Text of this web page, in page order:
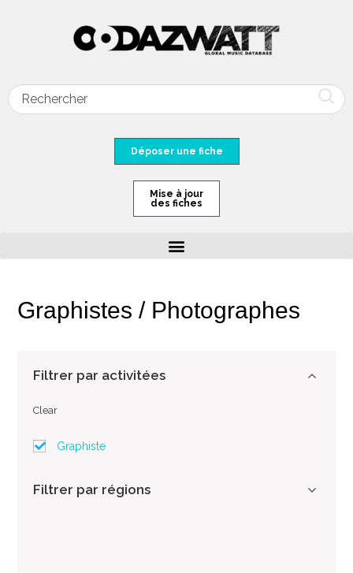
Déposer une fiche
Mise à jour
des fiches
Graphistes / Photographes
Filtrer par activitées
Clear
Graphiste
Filtrer par régions